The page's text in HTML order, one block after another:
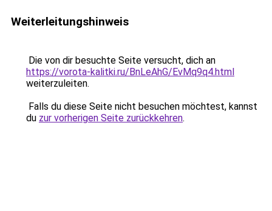
Weiterleitungshinweis
Die von dir besuchte Seite versucht, dich an
https://vorota-kalitki.ru/BnLeAhG/EvMq9q4.html
weiterzuleiten.
Falls du diese Seite nicht besuchen möchtest, kannst
du zur vorherigen Seite zurückkehren.